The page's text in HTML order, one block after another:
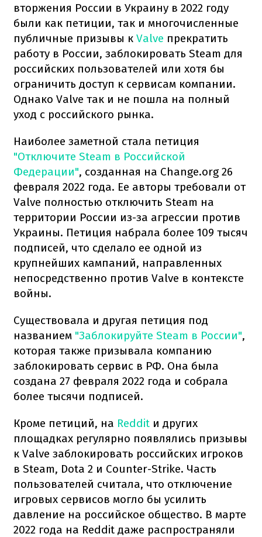
вторжения России в Украину в 2022 году
были как петиции, так и многочисленные
публичные призывы к Valve прекратить
работу в России, заблокировать Steam для
российских пользователей или хотя бы
ограничить доступ к сервисам компании.
Однако Valve так и не пошла на полный
уход с российского рынка.
Наиболее заметной стала петиция
"Отключите Steam в Российской
Федерации", созданная на Change.org 26
февраля 2022 года. Ее авторы требовали от
Valve полностью отключить Steam на
территории России из-за агрессии против
Украины. Петиция набрала более 109 тысяч
подписей, что сделало ее одной из
крупнейших кампаний, направленных
непосредственно против Valve в контексте
войны.
Существовала и другая петиция под
названием "Заблокируйте Steam в России",
которая также призывала компанию
заблокировать сервис в РФ. Она была
создана 27 февраля 2022 года и собрала
более тысячи подписей.
Кроме петиций, на Reddit и других
площадках регулярно появлялись призывы
к Valve заблокировать российских игроков
в Steam, Dota 2 и Counter-Strike. Часть
пользователей считала, что отключение
игровых сервисов могло бы усилить
давление на российское общество. В марте
2022 года на Reddit даже распространяли